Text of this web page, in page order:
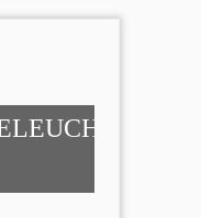
I